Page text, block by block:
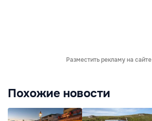
Разместить рекламу на сайте
Похожие новости